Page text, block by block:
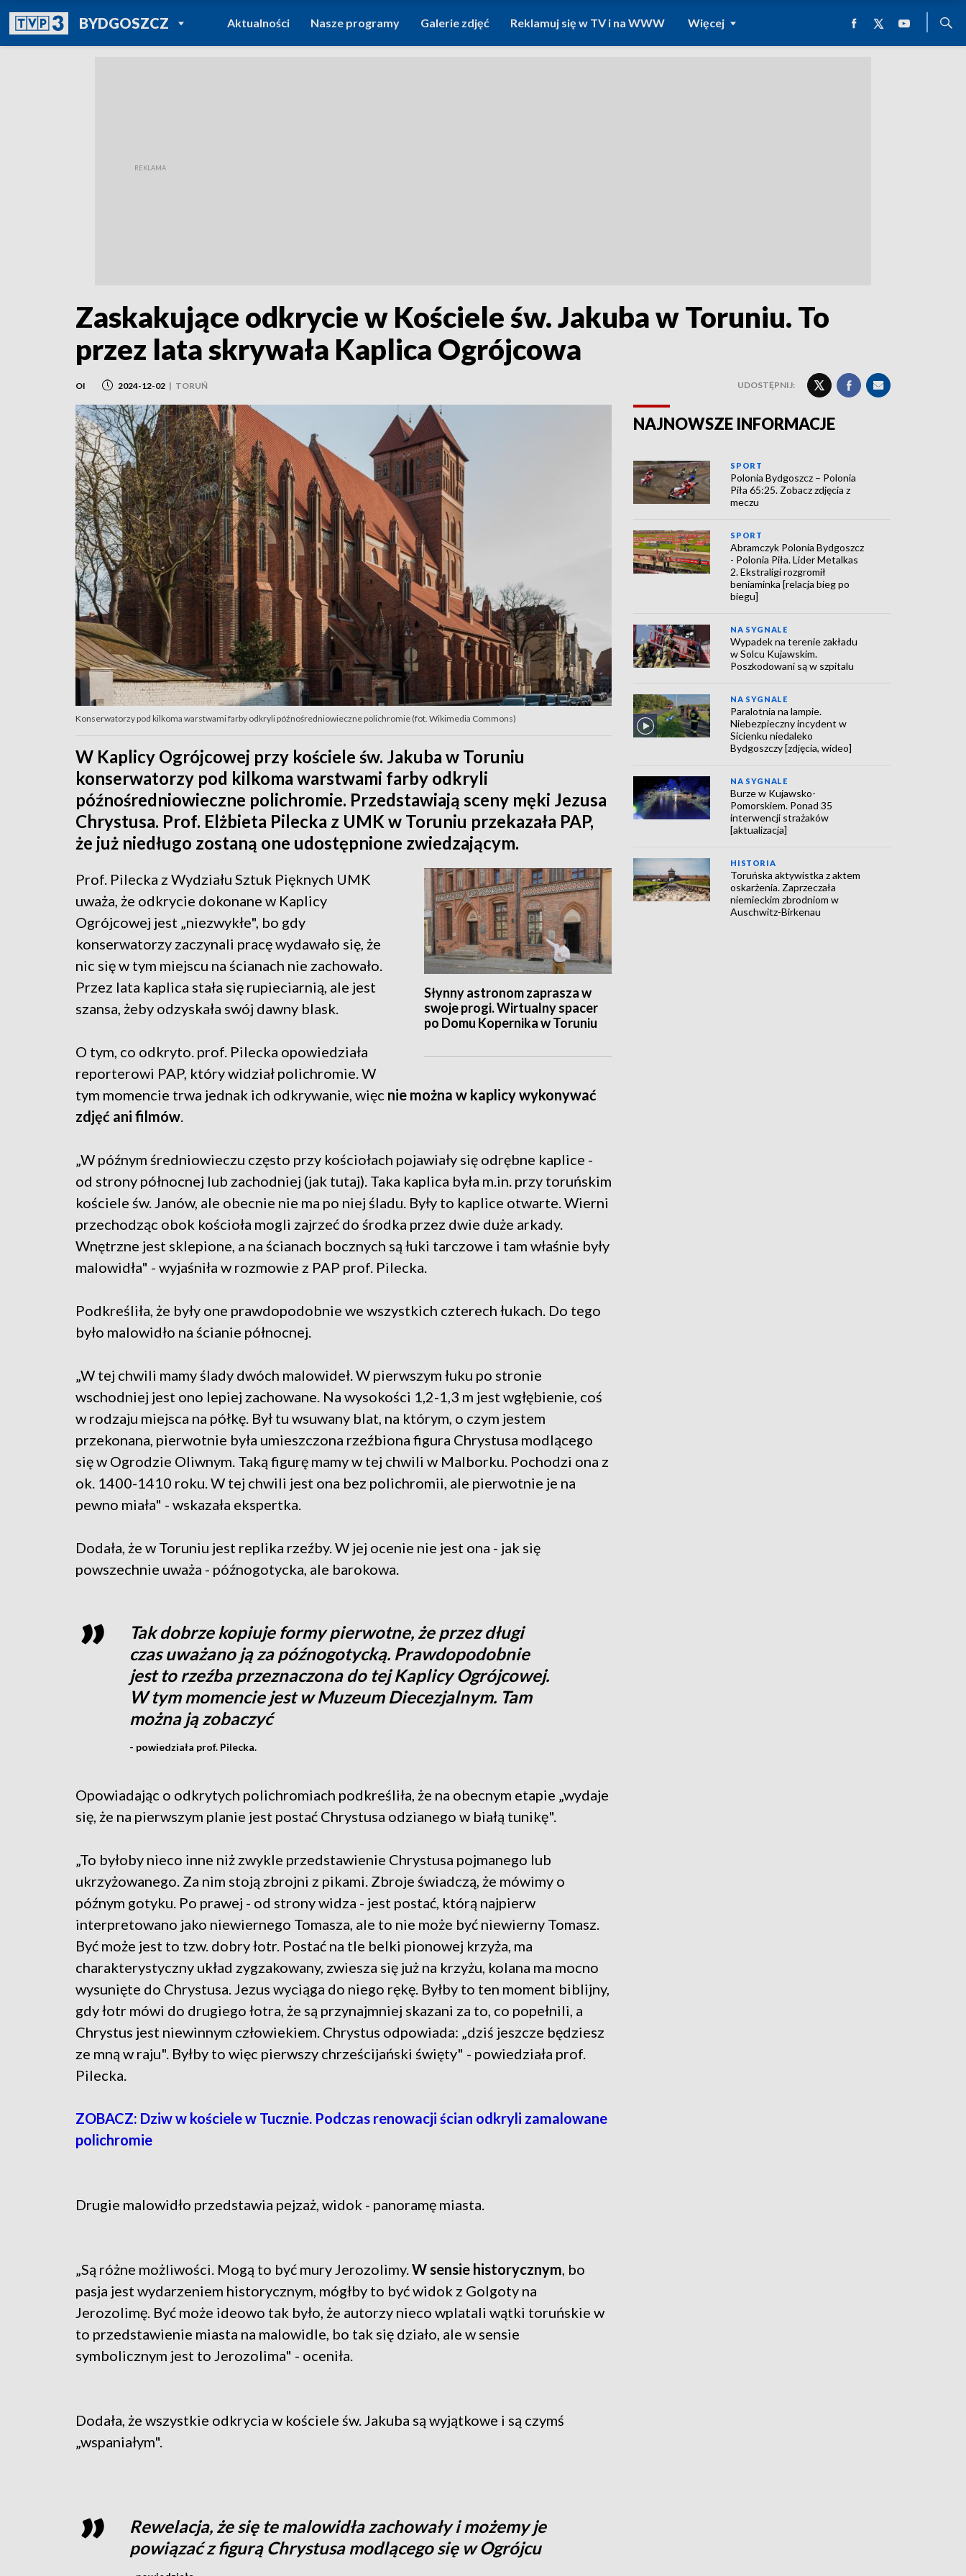
BYDGOSZCZPOWRÓT DO
TVP REGIONY
Aktualności Nasze programy Galerie zdjęć Reklamuj się w TV i na WWW Więcej
Zaskakujące odkrycie w Kościele św. Jakuba w Toruniu. To
przez lata skrywała Kaplica Ogrójcowa
OI 2024-12-02 | TORUŃ UDOSTĘPNIJ:
Konserwatorzy pod kilkoma warstwami farby odkryli późnośredniowieczne polichromie (fot. Wikimedia Commons)
W Kaplicy Ogrójcowej przy kościele św. Jakuba w Toruniu
konserwatorzy pod kilkoma warstwami farby odkryli
późnośredniowieczne polichromie. Przedstawiają sceny męki Jezusa
Chrystusa. Prof. Elżbieta Pilecka z UMK w Toruniu przekazała PAP,
że już niedługo zostaną one udostępnione zwiedzającym.
Słynny astronom zaprasza w
swoje progi. Wirtualny spacer
po Domu Kopernika w Toruniu
Prof. Pilecka z Wydziału Sztuk Pięknych UMK
uważa, że odkrycie dokonane w Kaplicy
Ogrójcowej jest „niezwykłe", bo gdy
konserwatorzy zaczynali pracę wydawało się, że
nic się w tym miejscu na ścianach nie zachowało.
Przez lata kaplica stała się rupieciarnią, ale jest
szansa, żeby odzyskała swój dawny blask.
O tym, co odkryto. prof. Pilecka opowiedziała
reporterowi PAP, który widział polichromie. W
tym momencie trwa jednak ich odkrywanie, więc nie można w kaplicy wykonywać
zdjęć ani filmów.
„W późnym średniowieczu często przy kościołach pojawiały się odrębne kaplice -
od strony północnej lub zachodniej (jak tutaj). Taka kaplica była m.in. przy toruńskim
kościele św. Janów, ale obecnie nie ma po niej śladu. Były to kaplice otwarte. Wierni
przechodząc obok kościoła mogli zajrzeć do środka przez dwie duże arkady.
Wnętrzne jest sklepione, a na ścianach bocznych są łuki tarczowe i tam właśnie były
malowidła" - wyjaśniła w rozmowie z PAP prof. Pilecka.
Podkreśliła, że były one prawdopodobnie we wszystkich czterech łukach. Do tego
było malowidło na ścianie północnej.
„W tej chwili mamy ślady dwóch malowideł. W pierwszym łuku po stronie
wschodniej jest ono lepiej zachowane. Na wysokości 1,2-1,3 m jest wgłębienie, coś
w rodzaju miejsca na półkę. Był tu wsuwany blat, na którym, o czym jestem
przekonana, pierwotnie była umieszczona rzeźbiona figura Chrystusa modlącego
się w Ogrodzie Oliwnym. Taką figurę mamy w tej chwili w Malborku. Pochodzi ona z
ok. 1400-1410 roku. W tej chwili jest ona bez polichromii, ale pierwotnie je na
pewno miała" - wskazała ekspertka.
Dodała, że w Toruniu jest replika rzeźby. W jej ocenie nie jest ona - jak się
powszechnie uważa - późnogotycka, ale barokowa.
Tak dobrze kopiuje formy pierwotne, że przez długi
czas uważano ją za późnogotycką. Prawdopodobnie
jest to rzeźba przeznaczona do tej Kaplicy Ogrójcowej.
W tym momencie jest w Muzeum Diecezjalnym. Tam
można ją zobaczyć
- powiedziała prof. Pilecka.
Opowiadając o odkrytych polichromiach podkreśliła, że na obecnym etapie „wydaje
się, że na pierwszym planie jest postać Chrystusa odzianego w białą tunikę".
„To byłoby nieco inne niż zwykle przedstawienie Chrystusa pojmanego lub
ukrzyżowanego. Za nim stoją zbrojni z pikami. Zbroje świadczą, że mówimy o
późnym gotyku. Po prawej - od strony widza - jest postać, którą najpierw
interpretowano jako niewiernego Tomasza, ale to nie może być niewierny Tomasz.
Być może jest to tzw. dobry łotr. Postać na tle belki pionowej krzyża, ma
charakterystyczny układ zygzakowany, zwiesza się już na krzyżu, kolana ma mocno
wysunięte do Chrystusa. Jezus wyciąga do niego rękę. Byłby to ten moment biblijny,
gdy łotr mówi do drugiego łotra, że są przynajmniej skazani za to, co popełnili, a
Chrystus jest niewinnym człowiekiem. Chrystus odpowiada: „dziś jeszcze będziesz
ze mną w raju". Byłby to więc pierwszy chrześcijański święty" - powiedziała prof.
Pilecka.
ZOBACZ: Dziw w kościele w Tucznie. Podczas renowacji ścian odkryli zamalowane
polichromie
Drugie malowidło przedstawia pejzaż, widok - panoramę miasta.
„Są różne możliwości. Mogą to być mury Jerozolimy.W sensie historycznym, bo
pasja jest wydarzeniem historycznym, mógłby to być widok z Golgoty na
Jerozolimę. Być może ideowo tak było, że autorzy nieco wplatali wątki toruńskie w
to przedstawienie miasta na malowidle, bo tak się działo, ale w sensie
symbolicznym jest to Jerozolima" - oceniła.
Dodała, że wszystkie odkrycia w kościele św. Jakuba są wyjątkowe i są czymś
„wspaniałym".
Rewelacja, że się te malowidła zachowały i możemy je
powiązać z figurą Chrystusa modlącego się w Ogrójcu
NAJNOWSZE INFORMACJE
SPORT
Polonia Bydgoszcz – Polonia
Piła 65:25. Zobacz zdjęcia z
meczu
SPORT
Abramczyk Polonia Bydgoszcz
- Polonia Piła. Lider Metalkas
2. Ekstraligi rozgromił
beniaminka [relacja bieg po
biegu]
NA SYGNALE
Wypadek na terenie zakładu
w Solcu Kujawskim.
Poszkodowani są w szpitalu
NA SYGNALE
Paralotnia na lampie.
Niebezpieczny incydent w
Sicienku niedaleko
Bydgoszczy [zdjęcia, wideo]
NA SYGNALE
Burze w Kujawsko-
Pomorskiem. Ponad 35
interwencji strażaków
[aktualizacja]
HISTORIA
Toruńska aktywistka z aktem
oskarżenia. Zaprzeczała
niemieckim zbrodniom w
Auschwitz-Birkenau